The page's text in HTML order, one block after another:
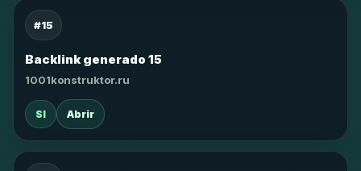
#15
Backlink generado 15
1001konstruktor.ru
SI Abrir